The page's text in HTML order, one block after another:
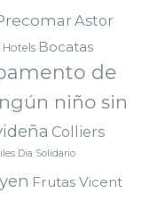
Astor
Hotels Bocatas
de
niño sin
Colliers
Dia Solidario
Frutas Vicent